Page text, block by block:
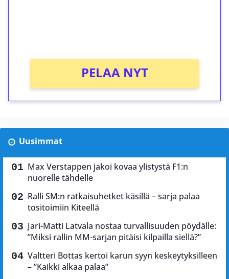
PELAA NYT
Uusimmat
Max Verstappen jakoi kovaa ylistystä F1:n
nuorelle tähdelle
Ralli SM:n ratkaisuhetket käsillä – sarja palaa
tositoimiin Kiteellä
Jari-Matti Latvala nostaa turvallisuuden pöydälle:
”Miksi rallin MM-sarjan pitäisi kilpailla siellä?”
Valtteri Bottas kertoi karun syyn keskeytyksilleen
– ”Kaikki alkaa palaa”